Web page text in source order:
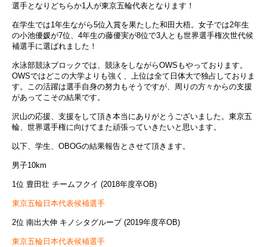
選手となりどちらか1人が東京五輪代表となります！
在学生では1年生ながら5位入賞を果たした和田大梧。女子では2年生
の小池優媛が7位、4年生の藤優実が8位で3人とも世界選手権次世代候
補選手に選ばれました！
水泳部競泳ブロックでは、競泳をしながらOWSもやっております。
OWSではどこの大学よりも強く、上位は全て日体大で独占しておりま
す。この活躍は選手自身の努力もそうですが、周りの方々からの支援
があってこその結果です。
沢山の応援、支援をして頂き本当にありがとうございました。東京五
輪、世界選手権に向けてまた頑張っていきたいと思います。
以下、学生、OBOGの結果報告とさせて頂きます。
男子10km
1位 豊田壮 チームフクイ (2018年度卒OB)
東京五輪日本代表候補選手
2位 南出大伸 キノシタグループ (2019年度卒OB)
東京五輪日本代表候補選手